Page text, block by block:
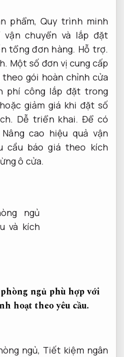
phẩm, Quy trình minh
chuyển và lắp đặt
tổng đơn hàng. Hỗ trợ.
Một số đơn vị cung cấp
gói hoàn chỉnh cửa
phí công lắp đặt trong
giảm giá khi đặt số
Dễ triển khai. Để có
Nâng cao hiệu quả vận
cầu báo giá theo kích
ô cửa.
ngủ phù hợp với
hoạt theo yêu cầu.
ngủ, Tiết kiệm ngân